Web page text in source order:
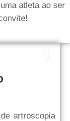
atleta ao ser
artroscopia